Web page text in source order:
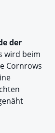
der
wird beim
Cornrows